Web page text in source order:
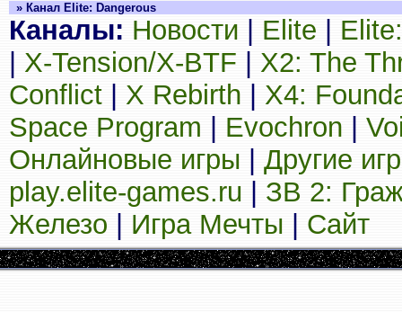
» Канал Elite: Dangerous
Каналы: Новости Elite
X-Tension/X-BTF
X2: The
Conflict
X Rebirth
X4:
Space Program
Evochron
Онлайновые игры
Другие
play.elite-games.ru
ЗВ 2:
Железо
Игра Мечты Сайт